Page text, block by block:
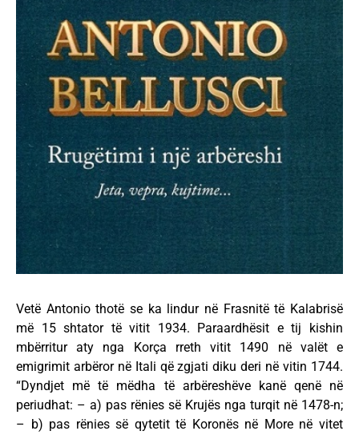
Vetë Antonio thotë se ka lindur në Frasnitë të Kalabrisë
më 15 shtator të vitit 1934. Paraardhësit e tij kishin
mbërritur aty nga Korça rreth vitit 1490 në valët e
emigrimit arbëror në Itali që zgjati diku deri në vitin 1744.
“Dyndjet më të mëdha të arbëreshëve kanë qenë në
periudhat: – a) pas rënies së Krujës nga turqit në 1478-n;
– b) pas rënies së qytetit të Koronës në More në vitet